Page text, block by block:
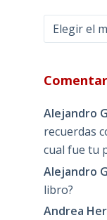
Archivos
Alejandro
recuerdas
cual fue tu
Alejandro
libro?
Andrea